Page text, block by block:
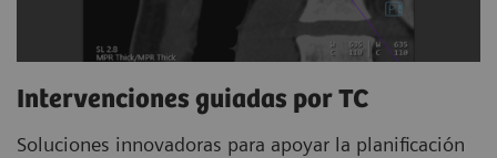
Intervenciones guiadas por TC
Soluciones innovadoras para apoyar la planificación